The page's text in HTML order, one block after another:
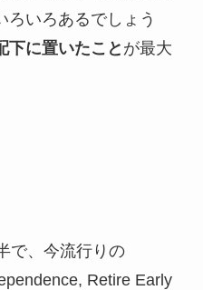
ろいろあるでしょう
下に置いたこと が最大
で、今流行りの
Retire Early